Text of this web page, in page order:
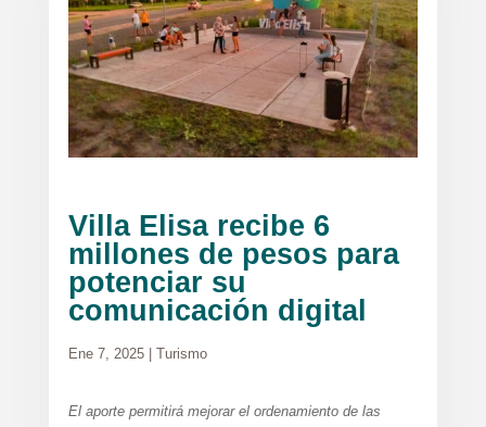
Villa Elisa recibe 6
millones de pesos para
potenciar su
comunicación digital
Ene 7, 2025| Turismo
El aporte permitirá mejorar el ordenamiento de las